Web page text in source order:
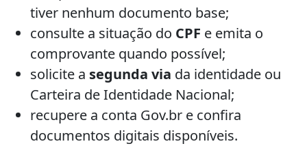
tiver nenhum documento base;
consulte a situação do CPF e emita o
comprovante quando possível;
solicite a segunda via da identidade ou
Carteira de Identidade Nacional;
recupere a conta Gov.br e confira
documentos digitais disponíveis.